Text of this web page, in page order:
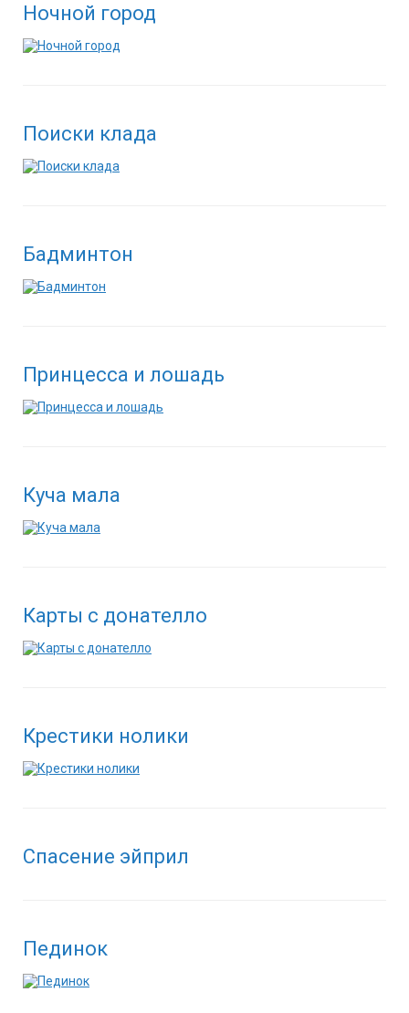
Ночной город
Поиски клада
Бадминтон
Принцесса и лошадь
Куча мала
Карты с донателло
Крестики нолики
Спасение эйприл
Пединок